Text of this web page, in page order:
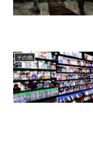
その他